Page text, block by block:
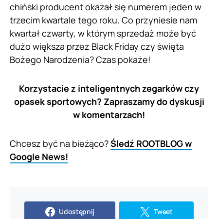
chiński producent okazał się numerem jeden w
trzecim kwartale tego roku. Co przyniesie nam
kwartał czwarty, w którym sprzedaż może być
dużo większa przez Black Friday czy święta
Bożego Narodzenia? Czas pokaże!
Korzystacie z inteligentnych zegarków czy
opasek sportowych? Zapraszamy do dyskusji
w komentarzach!
Chcesz być na bieżąco?Śledź ROOTBLOG w
Google News!
Udostępnij Tweet